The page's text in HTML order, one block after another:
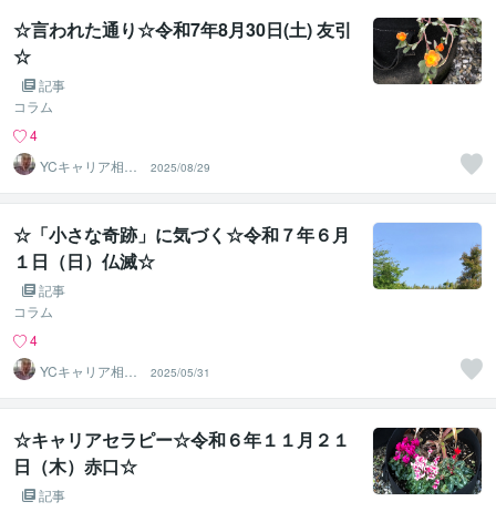
☆言われた通り☆令和7年8月30日(土) 友引
☆
記事
コラム
4
YCキャリア相談
2025/08/29
☆「小さな奇跡」に気づく☆令和７年６月
１日（日）仏滅☆
記事
コラム
4
YCキャリア相談
2025/05/31
☆キャリアセラピー☆令和６年１１月２１
日（木）赤口☆
記事